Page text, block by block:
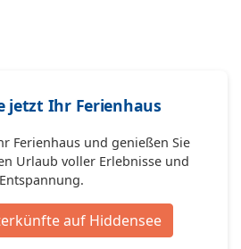
jetzt Ihr Ferienhaus
Ferienhaus und genießen Sie
Urlaub voller Erlebnisse und
Entspannung.
auf Hiddensee